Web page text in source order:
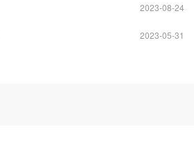
2023-08-24
2023-05-31